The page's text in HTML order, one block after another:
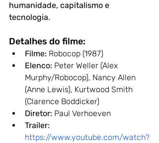
humanidade, capitalismo e
tecnologia.
Detalhes do filme:
Filme: Robocop (1987)
Elenco: Peter Weller (Alex
Murphy/Robocop), Nancy Allen
(Anne Lewis), Kurtwood Smith
(Clarence Boddicker)
Diretor: Paul Verhoeven
Trailer:
https://www.youtube.com/watch?